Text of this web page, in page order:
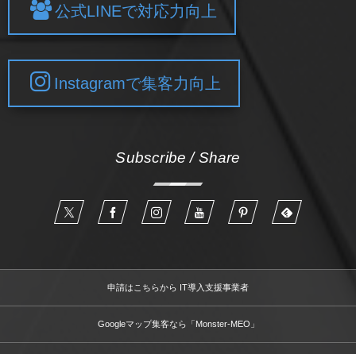
公式LINEで対応力向上
Instagramで集客力向上
Subscribe / Share
申請はこちらから IT導入支援事業者
Googleマップ集客なら「Monster-MEO」